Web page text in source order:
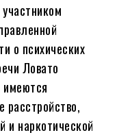
о психических
Ловато
имеются
и наркотической